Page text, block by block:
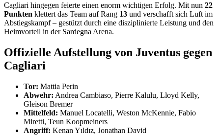
Cagliari hingegen feierte einen enorm wichtigen Erfolg. Mit nun 22
Punkten klettert das Team auf Rang 13 und verschafft sich Luft im
Abstiegskampf – gestützt durch eine disziplinierte Leistung und den
Heimvorteil in der Sardegna Arena.
Offizielle Aufstellung von Juventus gegen
Cagliari
Tor: Mattia Perin
Abwehr: Andrea Cambiaso, Pierre Kalulu, Lloyd Kelly,
Gleison Bremer
Mittelfeld: Manuel Locatelli, Weston McKennie, Fabio
Miretti, Teun Koopmeiners
Angriff: Kenan Yıldız, Jonathan David